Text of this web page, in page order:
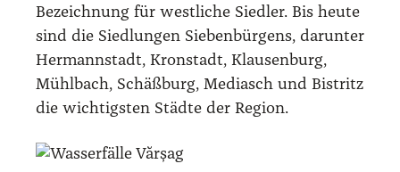
Bezeich­nung für west­li­che Sied­ler. Bis heu­te
sind die Sied­lun­gen Sie­ben­bür­gens, dar­un­ter
Her­mann­stadt, Kron­stadt, Klau­sen­burg,
Mühl­bach, Schäß­burg, Media­sch und Bis­tritz
die wich­tigs­ten Städ­te der Regi­on.